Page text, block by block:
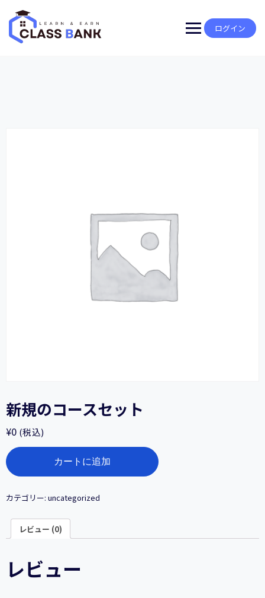
content
ログイン
新規のコースセット
¥0 (税込)
新
規
の
ー
セ
ト
カートに追加
カテゴリー: uncategorized
レビュー (0)
レビュー